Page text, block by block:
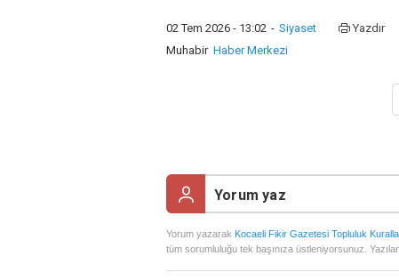
02 Tem 2026 - 13:02 - Siyaset
Yazdır
Muhabir Haber Merkezi
Yorum yazarak Kocaeli Fikir Gazetesi Topluluk
tüm sorumluluğu tek başınıza üstleniyorsunuz.